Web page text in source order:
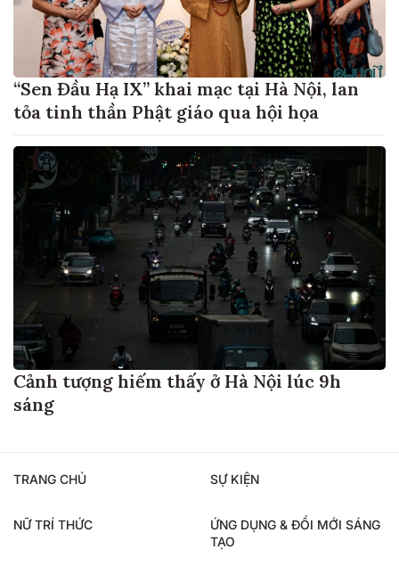
“Sen Đầu Hạ IX” khai mạc tại Hà Nội, lan
tỏa tinh thần Phật giáo qua hội họa
Cảnh tượng hiếm thấy ở Hà Nội lúc 9h
sáng
TRANG CHỦ SỰ KIỆN
NỮ TRÍ THỨC
ỨNG DỤNG & ĐỔI MỚI SÁNG
TẠO